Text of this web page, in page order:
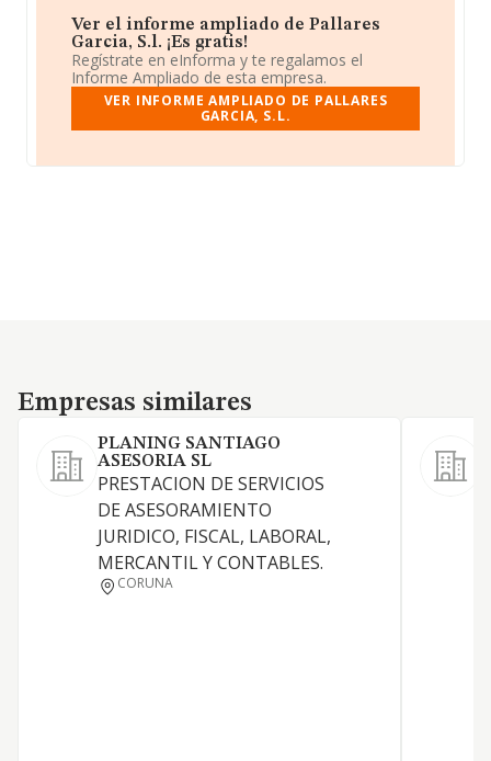
Ver el informe ampliado de Pallares
Garcia, S.l. ¡Es gratis!
Regístrate en eInforma y te regalamos el
Informe Ampliado de esta empresa.
VER INFORME AMPLIADO DE PALLARES
GARCIA, S.L.
Empresas similares
Empresas similares
PLANING SANTIAGO
ASESORIA SL
PRESTACION DE SERVICIOS
DE ASESORAMIENTO
JURIDICO, FISCAL, LABORAL,
MERCANTIL Y CONTABLES.
CORUNA